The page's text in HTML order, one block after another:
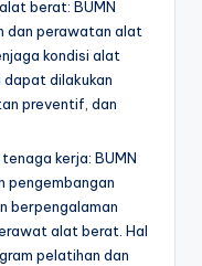
berat: BUMN
dan perawatan alat
kondisi alat
dapat dilakukan
preventif, dan
kerja: BUMN
pengembangan
berpengalaman
alat berat. Hal
pelatihan dan